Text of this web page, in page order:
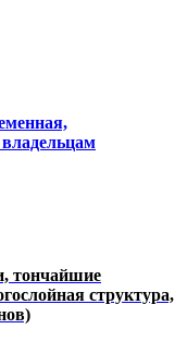
тончайшие
структура,